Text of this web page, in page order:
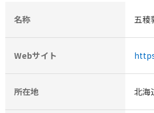
名称 五稜
Webサイト
所在地 北海